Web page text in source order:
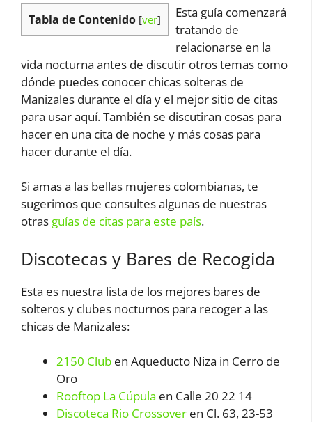
Tabla de Contenido [ver]
Esta guía comenzará
tratando de
relacionarse en la
vida nocturna antes de discutir otros temas como
dónde puedes conocer chicas solteras de
Manizales durante el día y el mejor sitio de citas
para usar aquí. También se discutiran cosas para
hacer en una cita de noche y más cosas para
hacer durante el día.
Si amas a las bellas mujeres colombianas, te
sugerimos que consultes algunas de nuestras
otras guías de citas para este país.
Discotecas y Bares de Recogida
Esta es nuestra lista de los mejores bares de
solteros y clubes nocturnos para recoger a las
chicas de Manizales:
2150 Club en Aqueducto Niza in Cerro de
Oro
Rooftop La Cúpula en Calle 20 22 14
Discoteca Rio Crossover en Cl. 63, 23-53